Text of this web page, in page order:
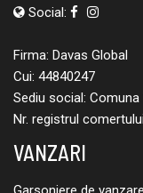
Social:
Firma: Davas Global
Cui: 44840247
Sediu social:
Nr. registrul
VANZARI